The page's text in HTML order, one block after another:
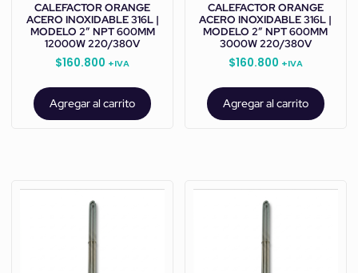
CALEFACTOR ORANGE
ACERO INOXIDABLE 316L |
MODELO 2” NPT 600MM
12000W 220/380V
$160.800 +IVA
Agregar al carrito
CALEFACTOR ORANGE
ACERO INOXIDABLE 316L |
MODELO 2” NPT 600MM
3000W 220/380V
$160.800 +IVA
Agregar al carrito